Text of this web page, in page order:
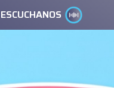
ESCUCHANOS